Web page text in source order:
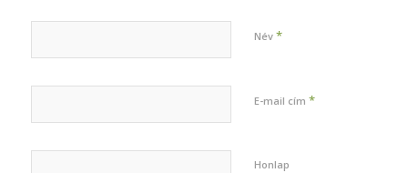
Név *
E-mail cím *
Honlap